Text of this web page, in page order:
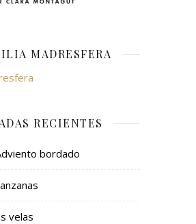
MADRESFERA
RECIENTES
bordado
velas